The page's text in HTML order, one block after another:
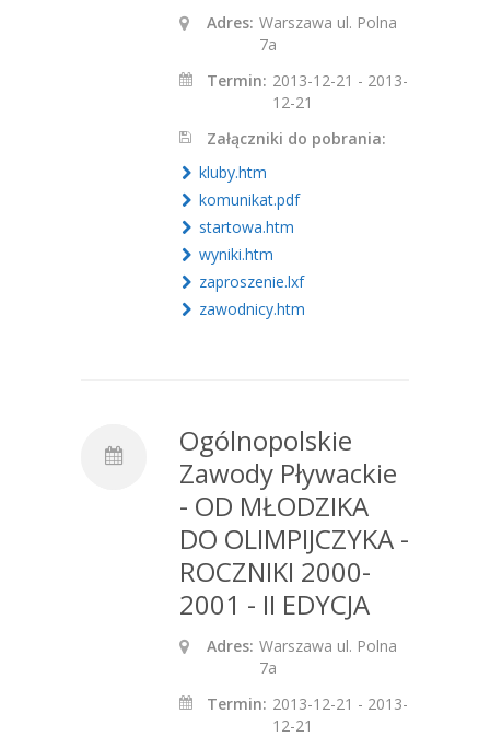
Adres: Warszawa ul. Polna
7a
Termin: 2013-12-21 - 2013-
12-21
Załączniki do pobrania:
kluby.htm
komunikat.pdf
startowa.htm
wyniki.htm
zaproszenie.lxf
zawodnicy.htm
Ogólnopolskie
Zawody Pływackie
- OD MŁODZIKA
DO OLIMPIJCZYKA -
ROCZNIKI 2000-
2001 - II EDYCJA
Adres: Warszawa ul. Polna
7a
Termin: 2013-12-21 - 2013-
12-21